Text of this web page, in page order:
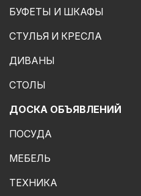
БУФЕТЫ И ШКАФЫ
СТУЛЬЯ И КРЕСЛА
ДИВАНЫ
СТОЛЫ
ДОСКА ОБЪЯВЛЕНИЙ
ПОСУДА
МЕБЕЛЬ
ТЕХНИКА